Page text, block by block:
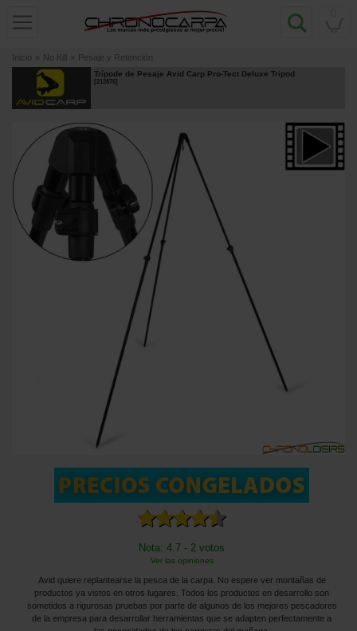
Inicio » No Kill » Pesaje y Retención
Trípode de Pesaje Avid Carp Pro-Tect Deluxe Tripod
[212876]
Nota: 4.7 - 2 votos
Ver las opiniones
Avid quiere replantearse la pesca de la carpa. No espere ver montañas de
productos ya vistos en otros lugares. Todos los productos en desarrollo son
sometidos a rigurosas pruebas por parte de algunos de los mejores pescadores
de la empresa para desarrollar herramientas que se adapten perfectamente a